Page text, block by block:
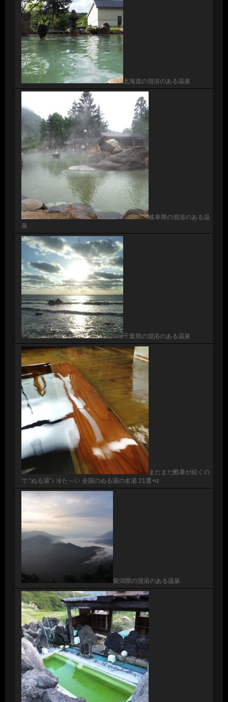
北海道の混浴のある温泉
岐阜県の混浴のある温
泉
千葉県の混浴のある温泉
まだまだ酷暑が続くの
で “ぬる湯”♪ 冷た～い 全国のぬる湯の名湯 21選+α
新潟県の混浴のある温泉